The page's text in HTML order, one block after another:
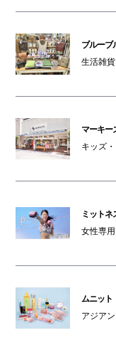
ブルーブ
生活雑貨
マーキー
キッズ
ミットネ
女性専
ムニット
アジア